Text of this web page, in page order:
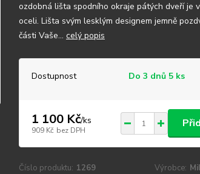
ozdobná lišta spodního okraje pátých dveří je
oceli. Lišta svým lesklým designem jemně
části Vaše... celý popis
Dostupnost Do 3 dnů 5 ks
1 100 Kč/ks
909 Kč bez DPH
Číslo produktu: 1269 Výrobce: